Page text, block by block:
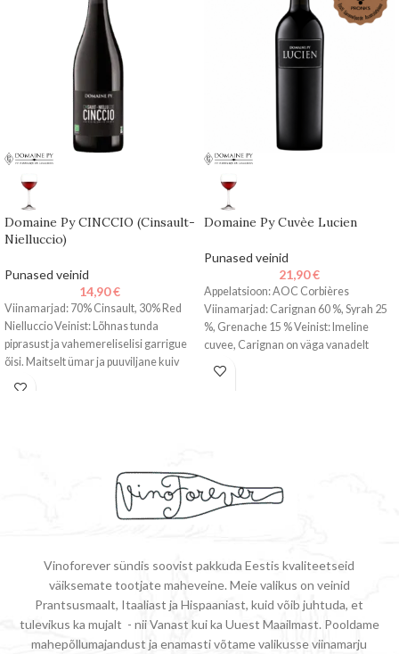
Domaine Py CINCCIO (Cinsault-
Nielluccio)
Punased veinid
14,90€
Viinamarjad: 70% Cinsault, 30% Red
Nielluccio Veinist: Lõhnas tunda
piprasust ja vahemereliselisi garrigue
õisi. Maitselt ümar ja puuviljane kuiv
punane
Domaine Py Cuvèe Lucien
Punased veinid
21,90€
Appelatsioon: AOC Corbières
Viinamarjad: Carignan 60 %, Syrah 25
%, Grenache 15 % Veinist: Imeline
cuvee, Carignan on väga vanadelt
Vinoforever sündis soovist pakkuda Eestis kvaliteetseid
väiksemate tootjate maheveine. Meie valikus on veinid
Prantsusmaalt, Itaaliast ja Hispaaniast, kuid võib juhtuda, et
tulevikus ka mujalt - nii Vanast kui ka Uuest Maailmast. Pooldame
mahepõllumajandust ja enamasti võtame valikusse viinamarju